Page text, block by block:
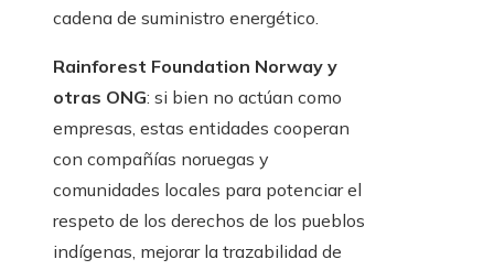
cadena de suministro energético.
Rainforest Foundation Norway y
otras ONG: si bien no actúan como
empresas, estas entidades cooperan
con compañías noruegas y
comunidades locales para potenciar el
respeto de los derechos de los pueblos
indígenas, mejorar la trazabilidad de